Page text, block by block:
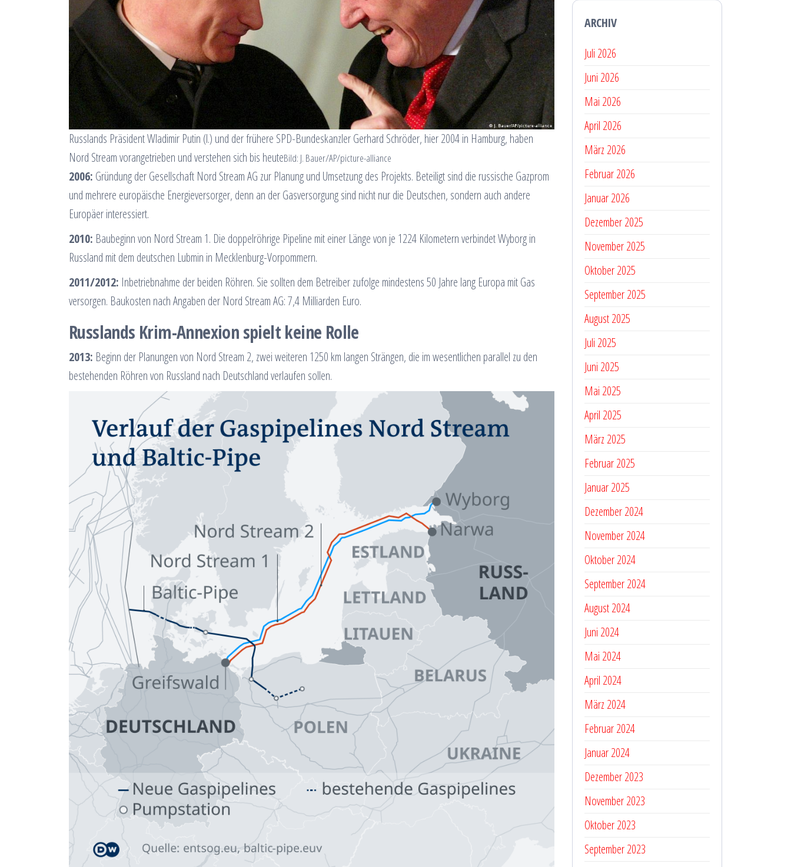
Russlands Präsident Wladimir Putin (l.) und der frühere SPD-Bundeskanzler Gerhard Schröder, hier 2004 in Hamburg, haben
Nord Stream vorangetrieben und verstehen sich bis heuteBild: J. Bauer/AP/picture-alliance
2006: Gründung der Gesellschaft Nord Stream AG zur Planung und Umsetzung des Projekts. Beteiligt sind die russische Gazprom
und mehrere europäische Energieversorger, denn an der Gasversorgung sind nicht nur die Deutschen, sondern auch andere
Europäer interessiert.
2010: Baubeginn von Nord Stream 1. Die doppelröhrige Pipeline mit einer Länge von je 1224 Kilometern verbindet Wyborg in
Russland mit dem deutschen Lubmin in Mecklenburg-Vorpommern.
2011/2012: Inbetriebnahme der beiden Röhren. Sie sollten dem Betreiber zufolge mindestens 50 Jahre lang Europa mit Gas
versorgen. Baukosten nach Angaben der Nord Stream AG: 7,4 Milliarden Euro.
Russlands Krim-Annexion spielt keine Rolle
2013: Beginn der Planungen von Nord Stream 2, zwei weiteren 1250 km langen Strängen, die im wesentlichen parallel zu den
bestehenden Röhren von Russland nach Deutschland verlaufen sollen.
ARCHIV
Juli 2026
Juni 2026
Mai 2026
April 2026
März 2026
Februar 2026
Januar 2026
Dezember 2025
November 2025
Oktober 2025
September 2025
August 2025
Juli 2025
Juni 2025
Mai 2025
April 2025
März 2025
Februar 2025
Januar 2025
Dezember 2024
November 2024
Oktober 2024
September 2024
August 2024
Juni 2024
Mai 2024
April 2024
März 2024
Februar 2024
Januar 2024
Dezember 2023
November 2023
Oktober 2023
September 2023